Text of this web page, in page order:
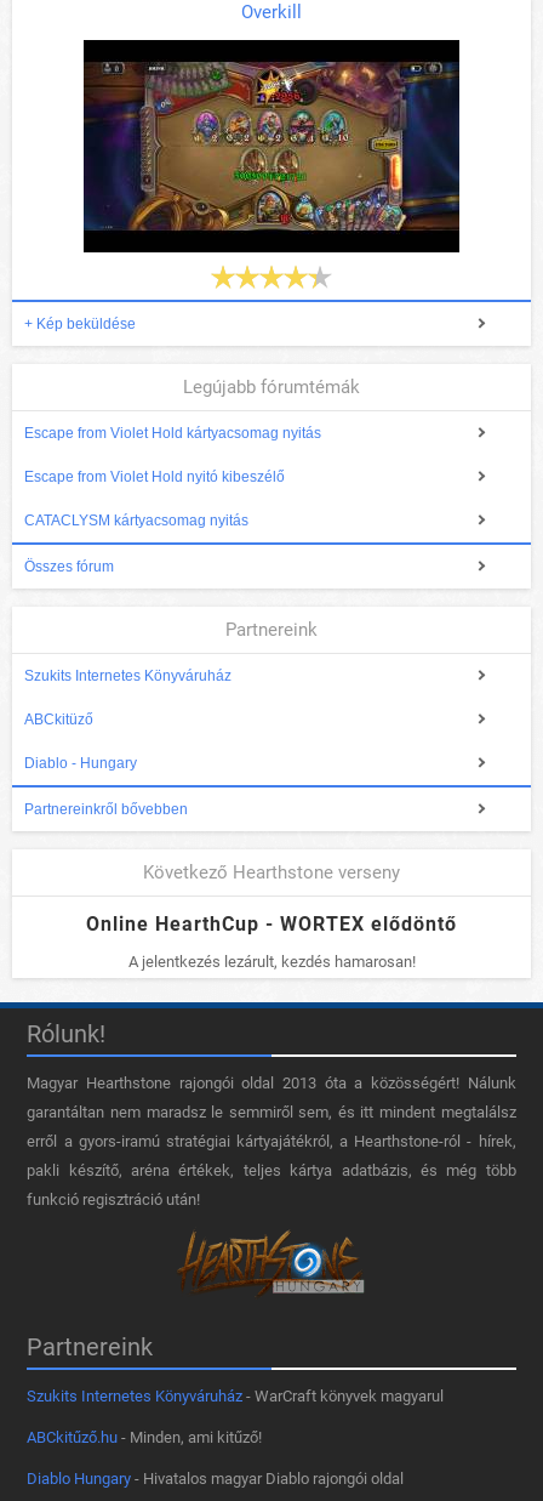
Overkill
+ Kép beküldése
Legújabb fórumtémák
Escape from Violet Hold kártyacsomag nyitás
Escape from Violet Hold nyitó kibeszélő
CATACLYSM kártyacsomag nyitás
Összes fórum
Partnereink
Szukits Internetes Könyváruház
ABCkitüző
Diablo - Hungary
Partnereinkről bővebben
Következő Hearthstone verseny
Online HearthCup - WORTEX elődöntő
A jelentkezés lezárult, kezdés hamarosan!
Rólunk!
Magyar Hearthstone​ rajongói oldal 2013 óta a közösségért! Nálunk
garantáltan nem maradsz le semmiről sem, és itt mindent megtalálsz
erről a gyors-iramú stratégiai kártyajátékról, a Hearthstone-ról - hírek,
pakli készítő, aréna értékek, teljes kártya adatbázis, és még több
funkció regisztráció után!
Partnereink
Szukits Internetes Könyváruház - WarCraft könyvek magyarul
ABCkitűző.hu - Minden, ami kitűző!
Diablo Hungary - Hivatalos magyar Diablo rajongói oldal